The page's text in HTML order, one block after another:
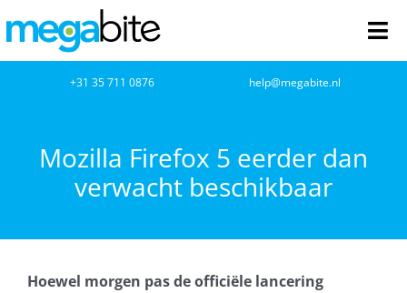
naar
inhoud
Netwerkbeheer
Cloud Computing
+31 35 711 0876 help@megabite.nl
Mozilla Firefox 5 eerder dan
verwacht beschikbaar
Hoewel morgen pas de officiële lancering